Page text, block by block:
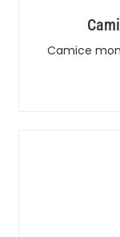
Camice